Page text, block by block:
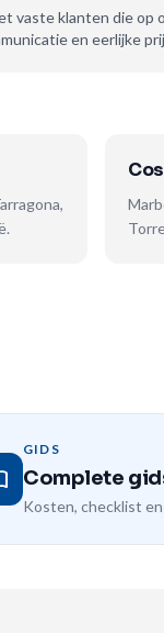
vaste klanten die op
en eerlijke
GIDS
Complete
Kosten, checklist